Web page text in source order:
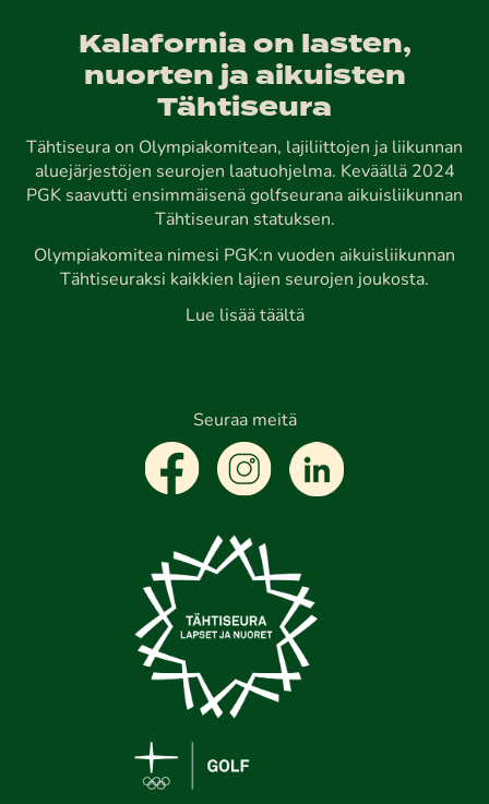
Kalafornia on lasten,
nuorten ja aikuisten
Tähtiseura
Tähtiseura on Olympiakomitean, lajiliittojen ja liikunnan
aluejärjestöjen seurojen laatuohjelma. Keväällä 2024
PGK saavutti ensimmäisenä golfseurana aikuisliikunnan
Tähtiseuran statuksen.
Olympiakomitea nimesi PGK:n vuoden aikuisliikunnan
Tähtiseuraksi kaikkien lajien seurojen joukosta.
Lue lisää täältä
Seuraa meitä